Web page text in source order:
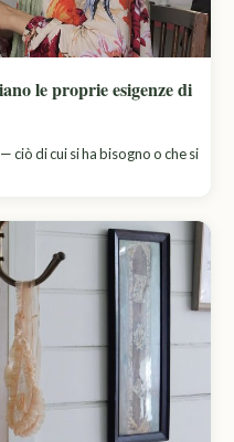
le proprie esigenze di
ciò di cui si ha bisogno o che si